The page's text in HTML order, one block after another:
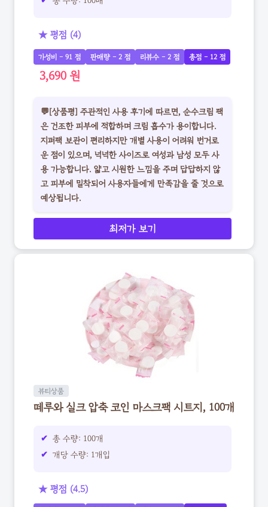
★ 평점 (4)
가성비 - 91 점 판매량 - 2 점 리뷰수 - 2 점 총점 - 12 점
3,690 원
💬[상품평] 주관적인 사용 후기에 따르면, 순수크림 팩
은 건조한 피부에 적합하며 크림 흡수가 용이합니다.
지퍼팩 보관이 편리하지만 개별 사용이 어려워 번거로
운 점이 있으며, 넉넉한 사이즈로 여성과 남성 모두 사
용 가능합니다. 얇고 시원한 느낌을 주며 답답하지 않
고 피부에 밀착되어 사용자들에게 만족감을 줄 것으로
예상됩니다.
최저가 보기
뷰티상품
떼루와 실크 압축 코인 마스크팩 시트지, 100개
총 수량: 100개
개당 수량: 1개입
★ 평점 (4.5)